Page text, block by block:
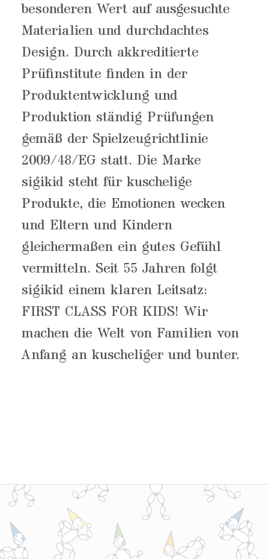
besonderen Wert auf ausgesuchte
Materialien und durchdachtes
Design. Durch akkreditierte
Prüfinstitute finden in der
Produktentwicklung und
Produktion ständig Prüfungen
gemäß der Spielzeugrichtlinie
2009/48/EG statt. Die Marke
sigikid steht für kuschelige
Produkte, die Emotionen wecken
und Eltern und Kindern
gleichermaßen ein gutes Gefühl
vermitteln. Seit 55 Jahren folgt
sigikid einem klaren Leitsatz:
FIRST CLASS FOR KIDS! Wir
machen die Welt von Familien von
Anfang an kuscheliger und bunter.